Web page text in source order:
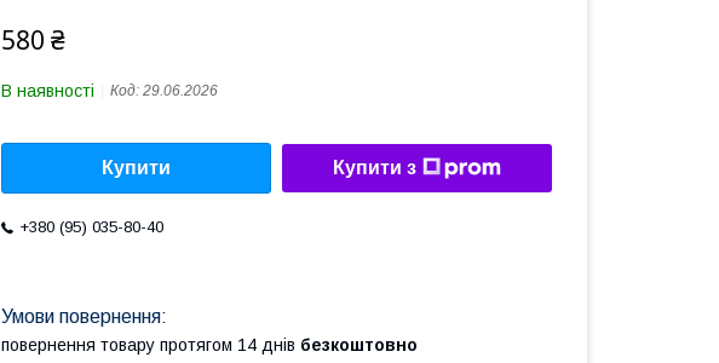
580 ₴
В наявності Код: 29.06.2026
Купити Купити з
+380 (95) 035-80-40
повернення товару протягом 14 днів безкоштовно